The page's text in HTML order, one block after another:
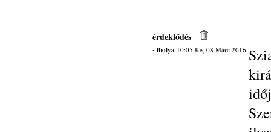
érdeklődés
~Ibolya10:05 Ke, 08 Márc 2016